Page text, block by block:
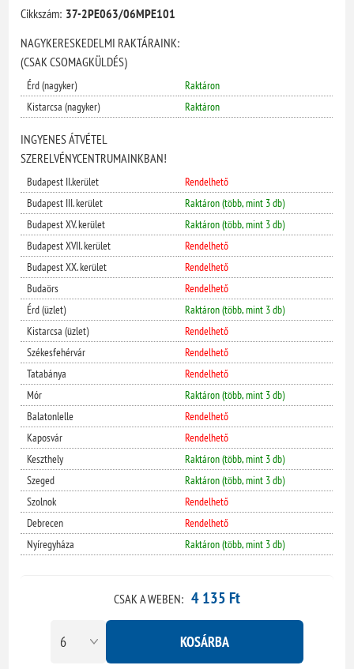
Cikkszám: 37-2PE063/06MPE101
NAGYKERESKEDELMI RAKTÁRAINK:
(CSAK CSOMAGKÜLDÉS)
Érd (nagyker)
Raktáron
Kistarcsa (nagyker)
Raktáron
INGYENES ÁTVÉTEL
SZERELVÉNYCENTRUMAINKBAN!
Budapest II.kerület
Rendelhető
Budapest III. kerület
Raktáron (több, mint 3 db)
Budapest XV. kerület
Raktáron (több, mint 3 db)
Budapest XVII. kerület
Rendelhető
Budapest XX. kerület
Rendelhető
Budaörs
Rendelhető
Érd (üzlet)
Raktáron (több, mint 3 db)
Kistarcsa (üzlet)
Rendelhető
Székesfehérvár
Rendelhető
Tatabánya
Rendelhető
Mór
Raktáron (több, mint 3 db)
Balatonlelle
Rendelhető
Kaposvár
Rendelhető
Keszthely
Raktáron (több, mint 3 db)
Szeged
Raktáron (több, mint 3 db)
Szolnok
Rendelhető
Debrecen
Rendelhető
Nyíregyháza
Raktáron (több, mint 3 db)
CSAK A WEBEN: 4 135 Ft
KOSÁRBA